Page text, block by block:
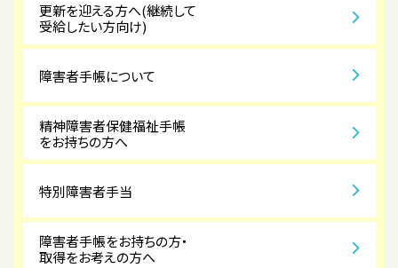
更新を迎える方へ(継続して
受給したい方向け)
障害者手帳について
精神障害者保健福祉手帳
をお持ちの方へ
特別障害者手当
障害者手帳をお持ちの方・
取得をお考えの方へ